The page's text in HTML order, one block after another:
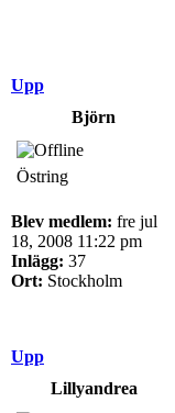
Upp
Björn
Östring
Blev medlem: fre jul
18, 2008 11:22 pm
Inlägg: 37
Ort: Stockholm
Upp
Lillyandrea